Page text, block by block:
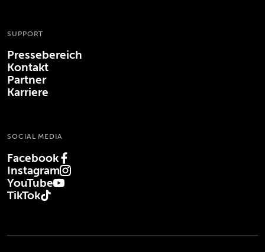
SUPPORT
Pressebereich
Kontakt
Partner
Karriere
SOCIAL MEDIA
Facebook
(Öffnet in neuem Tab)
Instagram
(Öffnet in neuem Tab)
YouTube
(Öffnet in neuem Tab)
TikTok
(Öffnet in neuem Tab)